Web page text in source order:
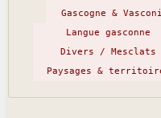
Gascogne &
Langue gasconne
Divers / Mesclats
Paysages &